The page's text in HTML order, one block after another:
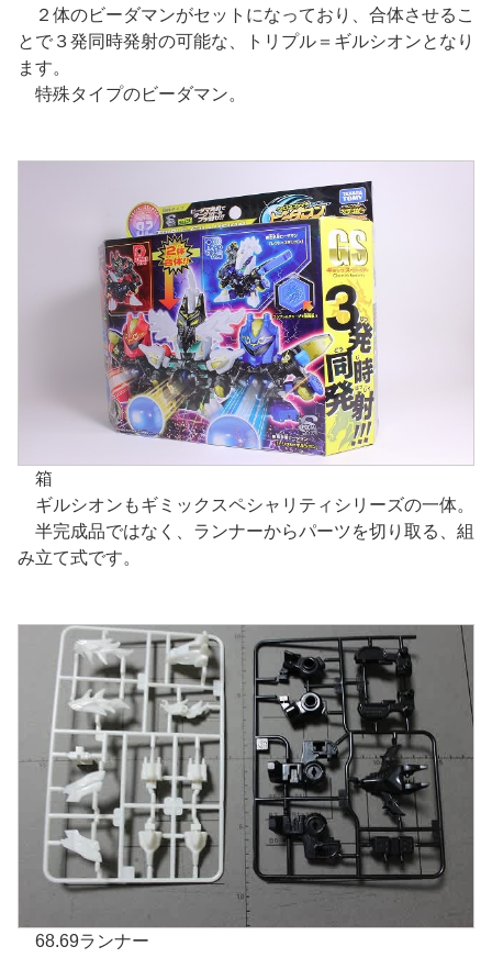
２体のビーダマンがセットになっており、合体させるこ
とで３発同時発射の可能な、トリプル＝ギルシオンとなり
ます。
特殊タイプのビーダマン。
箱
ギルシオンもギミックスペシャリティシリーズの一体。
半完成品ではなく、ランナーからパーツを切り取る、組
み立て式です。
68.69ランナー